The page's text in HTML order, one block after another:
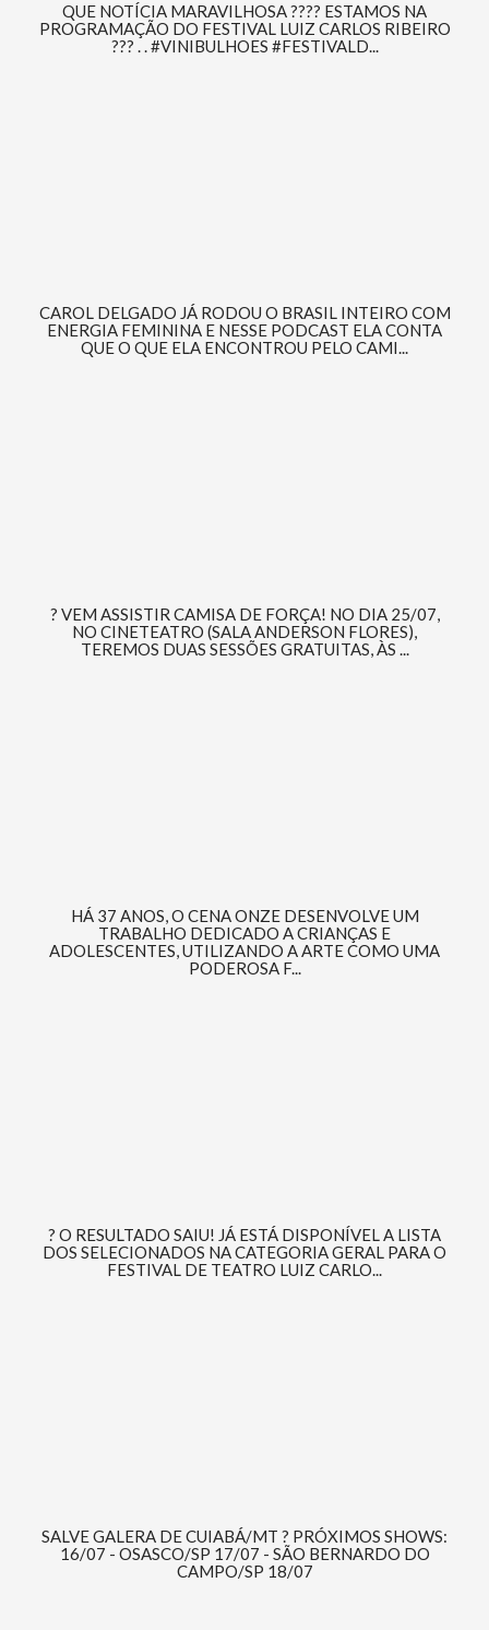
QUE NOTÍCIA MARAVILHOSA ???? ESTAMOS NA
PROGRAMAÇÃO DO FESTIVAL LUIZ CARLOS RIBEIRO
??? . . #VINIBULHOES #FESTIVALD...
CAROL DELGADO JÁ RODOU O BRASIL INTEIRO COM
ENERGIA FEMININA E NESSE PODCAST ELA CONTA
QUE O QUE ELA ENCONTROU PELO CAMI...
? VEM ASSISTIR CAMISA DE FORÇA! NO DIA 25/07,
NO CINETEATRO (SALA ANDERSON FLORES),
TEREMOS DUAS SESSÕES GRATUITAS, ÀS ...
HÁ 37 ANOS, O CENA ONZE DESENVOLVE UM
TRABALHO DEDICADO A CRIANÇAS E
ADOLESCENTES, UTILIZANDO A ARTE COMO UMA
PODEROSA F...
? O RESULTADO SAIU! JÁ ESTÁ DISPONÍVEL A LISTA
DOS SELECIONADOS NA CATEGORIA GERAL PARA O
FESTIVAL DE TEATRO LUIZ CARLO...
SALVE GALERA DE CUIABÁ/MT ? PRÓXIMOS SHOWS:
16/07 - OSASCO/SP 17/07 - SÃO BERNARDO DO
CAMPO/SP 18/07